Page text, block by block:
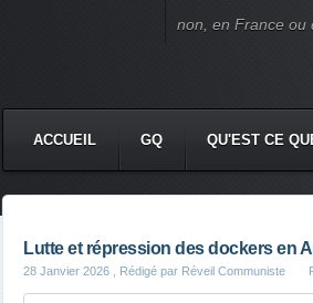
non, en France ou
ACCUEIL GQ QU'EST CE
Lutte et répression des dockers en
28 Janvier 2026 , Rédigé par Réveil Communiste